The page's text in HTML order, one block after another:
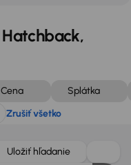
Cena
Splátka
Zrušiť všetko
Uložiť hľadanie